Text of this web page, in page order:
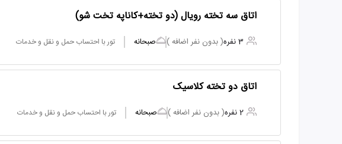
اتاق سه تخته رویال (دو تخته+کاناپه تخت شو)
3 نفره ( بدون نفر اضافه ) صبحانه تور با احتساب حمل و نقل و خدمات
اتاق دو تخته کلاسیک
2 نفره ( بدون نفر اضافه ) صبحانه تور با احتساب حمل و نقل و خدمات